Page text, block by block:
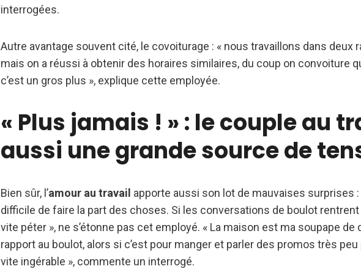
interrogées.
Autre avantage souvent cité, le covoiturage : « nous travaillons dans deux
mais on a réussi à obtenir des horaires similaires, du coup on convoiture
c’est un gros plus », explique cette employée.
« Plus jamais ! » : le couple au
aussi une grande source de
Bien sûr, l’amour au travail apporte aussi son lot de mauvaises surprises :
difficile de faire la part des choses. Si les conversations de boulot rentrent
vite péter », ne s’étonne pas cet employé. « La maison est ma soupape
rapport au boulot, alors si c’est pour manger et parler des promos très
vite ingérable », commente un interrogé.